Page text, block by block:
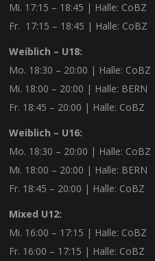
Mi. 17:15 – 18:45 | Halle: CoBZ
Fr. 17:15 – 18:45 | Halle: CoBZ
Weiblich – U18:
Mo. 18:30 – 20:00 | Halle: CoBZ
Mi. 18:00 – 20:00 | Halle: BERN
Fr. 18:45 – 20:00 | Halle: CoBZ
Weiblich – U16:
Mo. 18:30 – 20:00 | Halle: CoBZ
Mi. 18:00 – 20:00 | Halle: BERN
Fr. 18:45 – 20:00 | Halle: CoBZ
Mixed U12:
Mi. 16:00 – 17:15 | Halle: CoBZ
Fr. 16:00 – 17:15 | Halle: CoBZ